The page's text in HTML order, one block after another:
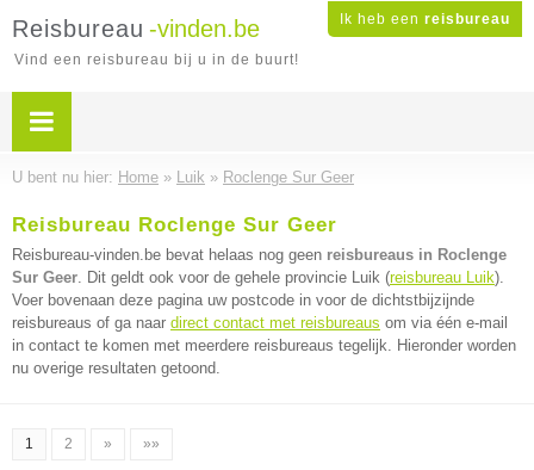
Ik heb een reisbureau
Reisbureau -vinden.be
Vind een reisbureau bij u in de buurt!
U bent nu hier: Home » Luik » Roclenge Sur Geer
Reisbureau Roclenge Sur Geer
Reisbureau-vinden.be bevat helaas nog geen reisbureaus in Roclenge
Sur Geer. Dit geldt ook voor de gehele provincie Luik (reisbureau Luik).
Voer bovenaan deze pagina uw postcode in voor de dichtstbijzijnde
reisbureaus of ga naar direct contact met reisbureaus om via één e-mail
in contact te komen met meerdere reisbureaus tegelijk. Hieronder worden
nu overige resultaten getoond.
1 2 » »»